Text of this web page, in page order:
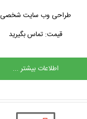
طراحی وب سایت شخصی
قیمت: تماس بگیرید
اطلاعات بیشتر ...